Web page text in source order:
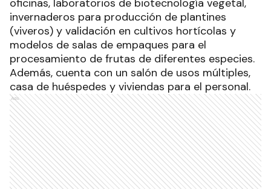
invernaderos para producción de plantines
(viveros) y validación en cultivos hortícolas y
modelos de salas de empaques para el
procesamiento de frutas de diferentes especies.
Además, cuenta con un salón de usos múltiples,
casa de huéspedes y viviendas para el personal.
Ads